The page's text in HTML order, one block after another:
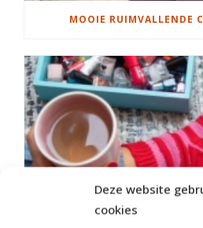
Deze website
cookies
MOOIE RUIMVALLENDE